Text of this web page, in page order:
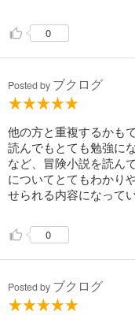
0
Posted by ブクログ
他の方と重複するかも
読んでもとても勉強に
など、冒険小説を読ん
についてとてもわかり
せられる内容になって
0
Posted by ブクログ